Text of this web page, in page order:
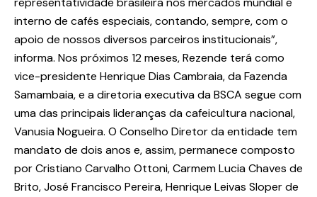
interno de cafés especiais, contando, sempre, com o
apoio de nossos diversos parceiros institucionais”,
informa. Nos próximos 12 meses, Rezende terá como
vice-presidente Henrique Dias Cambraia, da Fazenda
Samambaia, e a diretoria executiva da BSCA segue com
uma das principais lideranças da cafeicultura nacional,
Vanusia Nogueira. O Conselho Diretor da entidade tem
mandato de dois anos e, assim, permanece composto
por Cristiano Carvalho Ottoni, Carmem Lucia Chaves de
Brito, José Francisco Pereira, Henrique Leivas Sloper de